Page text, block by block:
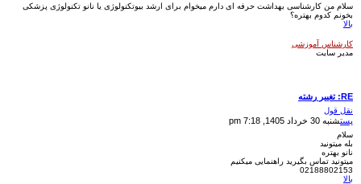
سلام من کارشناسی بهداشت حرفه ای دارم میخوام برای ارشد بیوتکنولوژی یا نانو تکنولوژی پزشکی
بخونم کدوم بهتره؟
بالا
کارشناس آموزشی
مدیر سایت
RE: تغییر رشته
نقل قول
پستشنبه 30 خرداد 1405, 7:18 pm
سلام
بله میتونید
نانو بهتره
میتونید تماس بگیرید راهنمایی میکنیم
02188802153
بالا